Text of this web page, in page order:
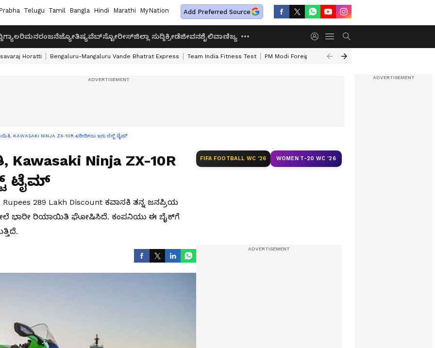
Telugu Tamil Bangla Hindi Marathi MyNation Add Preferred Source
ಗ್ಯಾಲರಿಮನರಂಜನೆಜ್ಯೋತಿಷ್ಯವೆಬ್‌ಸ್ಟೋರೀಸ್ಜಿಲ್ಲಾ ಸುದ್ದಿಕ್ರೀಡೆಜೀವನಶೈಲಿವಾಣಿಜ್ಯ
Horatti Bengaluru-Mangaluru Vande Bhatrat Express Team India Fitness Test PM Modi Foreign Travel Expenditure
KAWASAKI NINJA ZX-10R ಖರೀದಿಸಲು ಇದು ಬೆಸ್ಟ್ ಟೈಮ್
Ninja ZX-10R
ಟೈಮ್
Rupees 289 Lakh Discount ಕವಾಸಕಿ ತನ್ನ ಜನಪ್ರಿಯ
ಭಾರೀ ರಿಯಾಯಿತಿ ಘೋಷಿಸಿದೆ. ಕಂಪನಿಯು ಈ ಬೈಕ್‌ಗೆ
FIFA FOOTBALL WC '26 WOMEN T-20 WC '26